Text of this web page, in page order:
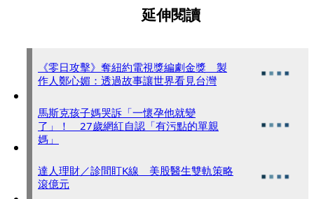
延伸閱讀
《零日攻擊》奪紐約電視獎編劇金獎 製
作人鄭心媚：透過故事讓世界看見台灣
馬斯克孩子媽哭訴「一懷孕他就變
了」！ 27歲網紅自認「有污點的單親
媽」
達人理財／診間盯K線 美股醫生雙軌策略
滾億元